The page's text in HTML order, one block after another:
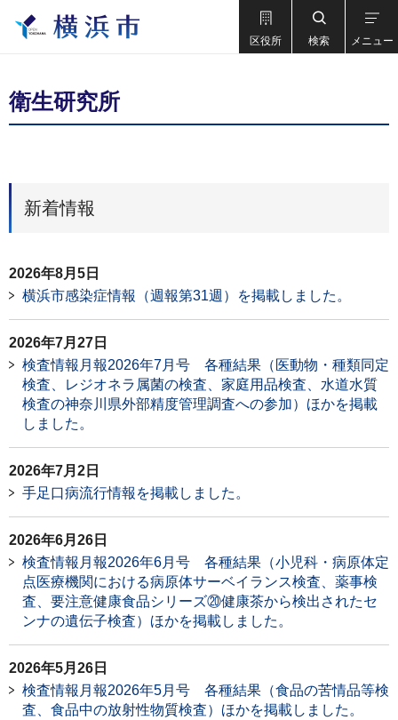
区役所 検索 メニュー
衛生研究所
新着情報
2026年8月5日
横浜市感染症情報（週報第31週）を掲載しました。
2026年7月27日
検査情報月報2026年7月号 各種結果（医動物・種類同定
検査、レジオネラ属菌の検査、家庭用品検査、水道水質
検査の神奈川県外部精度管理調査への参加）ほかを掲載
しました。
2026年7月2日
手足口病流行情報を掲載しました。
2026年6月26日
検査情報月報2026年6月号 各種結果（小児科・病原体定
点医療機関における病原体サーベイランス検査、薬事検
査、要注意健康食品シリーズ⑳健康茶から検出されたセ
ンナの遺伝子検査）ほかを掲載しました。
2026年5月26日
検査情報月報2026年5月号 各種結果（食品の苦情品等検
査、食品中の放射性物質検査）ほかを掲載しました。